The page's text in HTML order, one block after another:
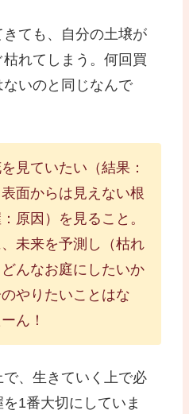
ても、自分の土壌が
れてしまう。何回買
いのと同じなんで
見ていたい（結果：
面からは見えない根
原因）を見ること。
未来を予測し（枯れ
んなお庭にしたいか
やりたいことはな
ん！
、生きていく上で必
1番大切にしていま